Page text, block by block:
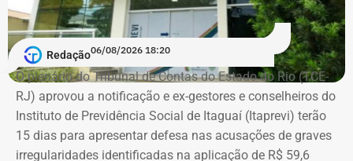
Em documento de consulta pública da Casa da Moeda do
Brasil, Alex Ofredi Melim aparece como representante da
Melim Corretora de Seguros Ltda., empresa que atua no
setor de seguros e planos de saúde.
Redação06/08/2026 18:20
O plenário do Tribunal de Contas do Estado do Rio (TCE-
RJ) aprovou a notificação e ex-gestores e conselheiros do
Instituto de Previdência Social de Itaguaí (Itaprevi) terão
15 dias para apresentar defesa nas acusações de graves
irregularidades identificadas na aplicação de R$ 59,6